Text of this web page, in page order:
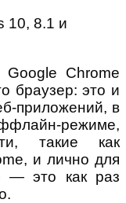
Chrome
браузер: это и
приложений, в
режиме,
такие как
и лично для
— это как раз